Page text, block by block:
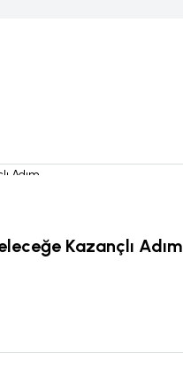
Kazançlı Adım